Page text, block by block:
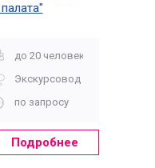
до 20 человек
Экскурсовод
по запросу
Подробнее